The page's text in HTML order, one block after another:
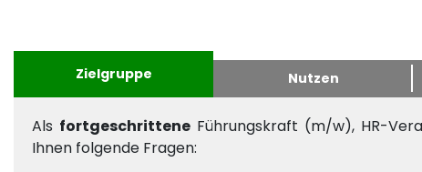
Zielgruppe Nutzen
Als fortgeschrittene Führungskraft (m/w), HR-
Ihnen folgende Fragen: